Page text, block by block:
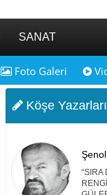
SANAT
Foto Galeri
Köşe Yazarları
“SIRA